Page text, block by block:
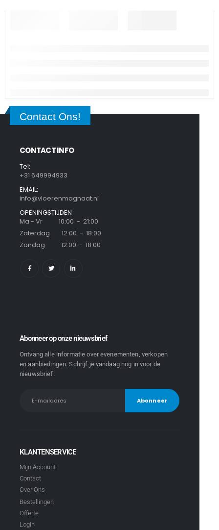
Contact Ons!
CONTACT INFO
Tel:
+31 649994933
EMAIL:
info@vloerenmagnaat.nl
OPENINGSTIJDEN
Ma - Vr 10:00 - 21:00
Zaterdag 12:00 - 18:00
Zondag 12:00 - 18:00
Abonneer op onze nieuwsbrief
Ontvang alle informatie over evenementen, verkopen
en aanbiedingen. Schrijf je vandaag nog in voor de
nieuwsbrief.
KLANTENSERVICE
Mijn Account
Contact
Over Ons
Bestellingen
Offerte
Login